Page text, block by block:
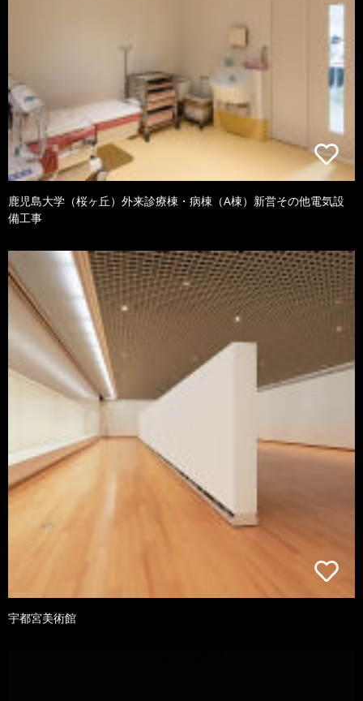
鹿児島大学（桜ヶ丘）外来診療棟・病棟（A棟）新営その他電気設
備工事
宇都宮美術館